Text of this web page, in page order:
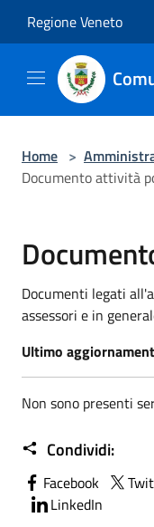
Regione Veneto
Home >
Documento attività
Documenti legati
assessori e in
Ultimo
Non sono presenti
Condividi:
Facebook
LinkedIn